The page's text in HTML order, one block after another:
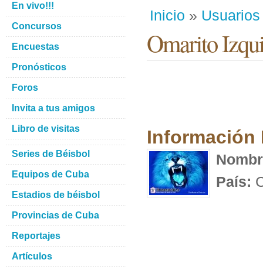
Inicio » Usuarios
Omarito
Información
País:
En vivo!!!
Concursos
Encuestas
Pronósticos
Foros
Invita a tus amigos
Libro de visitas
Series de Béisbol
Equipos de Cuba
Estadios de béisbol
Provincias de Cuba
Reportajes
Artículos